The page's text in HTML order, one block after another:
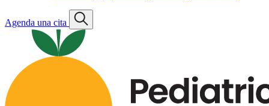
Agenda una cita